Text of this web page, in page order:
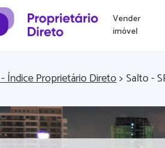
Vender
imóvel
Índice Proprietário Direto> Salto -